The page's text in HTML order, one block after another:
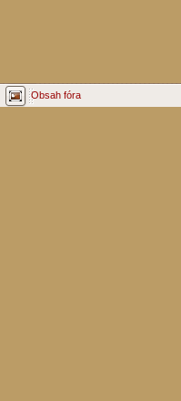
Obsah fóra